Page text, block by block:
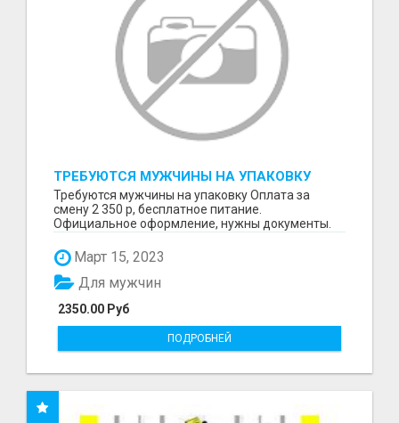
ТРЕБУЮТСЯ МУЖЧИНЫ НА УПАКОВКУ
Требуются мужчины на упаковку Оплата за
смену 2 350 р, бесплатное питание.
Официальное оформление, нужны документы.
Март 15, 2023
2350.00 Руб
Для мужчин
ПОДРОБНЕЙ